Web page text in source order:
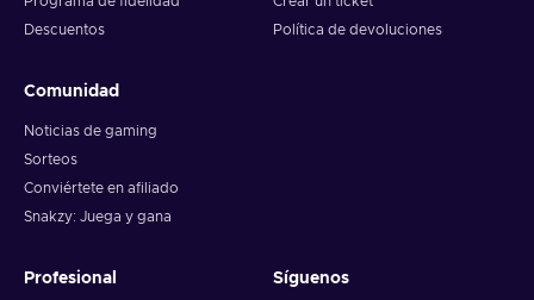
Descuentos
Política de devoluciones
Comunidad
Noticias de gaming
Sorteos
Conviértete en afiliado
Snakzy: Juega y gana
Profesional Síguenos